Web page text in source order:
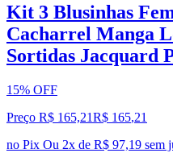
Kit 3 Blusinhas
Cacharrel Manga
Sortidas Jacquard
15% OFF
Preço R$ 165,21R$ 165,21
no Pix Ou 2x de R$ 97,19 sem